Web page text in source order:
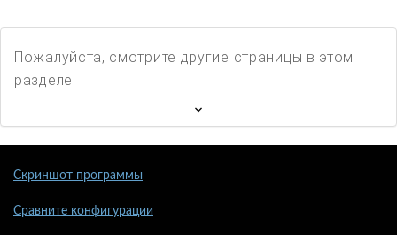
Пожалуйста, смотрите другие страницы в этом
разделе
Скриншот программы
Сравните конфигурации